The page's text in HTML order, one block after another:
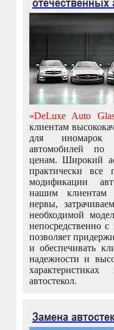
«DeLuxe Auto
клиентам
для иномарок
автомобилей
ценам. Широкий
практически все
модификации
нашим клиентам
нервы,
необходимой
непосредственно
позволяет
и обеспечивать
надежности и
автостекол.
Замена